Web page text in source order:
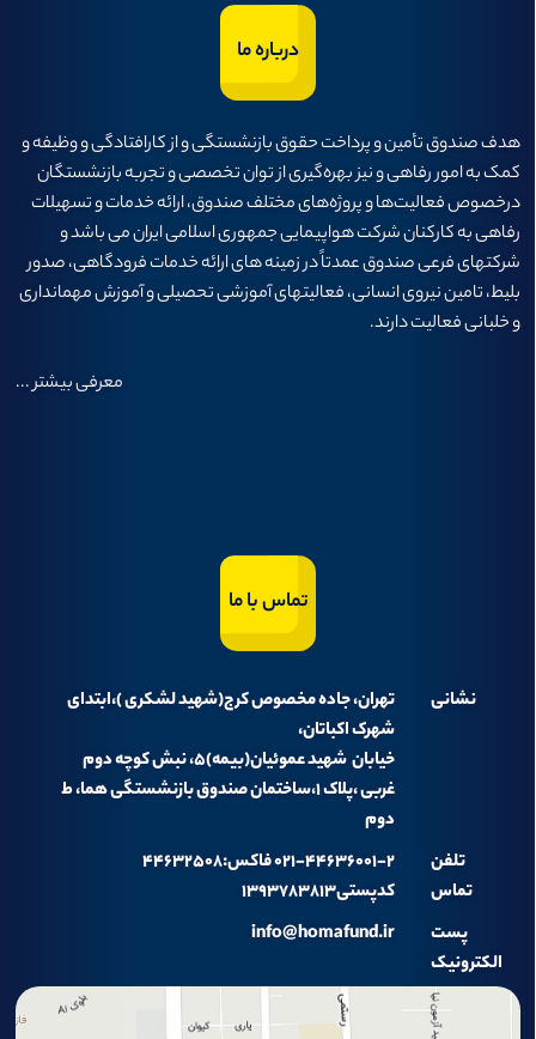
درباره ما
هدف صندوق تأمين و پرداخت حقوق بازنشستگی و از كارافتادگی و وظيفه و
كمک به امور رفاهی و نيز بهره‌گيری از توان تخصصی و تجربه بازنشستگان
درخصوص فعاليت‌ها و پروژه‌های مختلف صندوق، ارائه خدمات و تسهيلات
رفاهی به كاركنان شركت هواپيمايی جمهوری اسلامی ايران می باشد و
شرکتهای فرعی صندوق عمدتاً در زمینه های ارائه خدمات فرودگاهی، صدور
بلیط، تامین نیروی انسانی، فعالیتهای آموزشی تحصیلی و آموزش مهمانداری
و خلبانی فعالیت دارند.
معرفی بیشتر...
تماس با ما
نشانی
تهران، جاده مخصوص کرج(شهید لشکری )،ابتدای
شهرک اکباتان،
خیابان شهید عموئیان(بیمه)۵، نبش کوچه دوم
غربی ،پلاک ۱،ساختمان صندوق بازنشستگی هما، ط
دوم
تلفن
تماس
۰۲۱-۴۴۶۳۶۰۰۱-۲ فاکس:۴۴۶۳۲۵۰۸
کدپستی۱۳۹۳۷۸۳۸۱۳
پست
الکترونیک
info@homafund.ir